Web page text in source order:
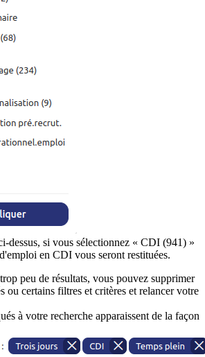
dessus, si vous sélectionnez « CDI (941) »
en CDI vous seront restituées.
peu de résultats, vous pouvez supprimer
ou certains filtres et critères et relancer votre
à votre recherche apparaissent de la façon